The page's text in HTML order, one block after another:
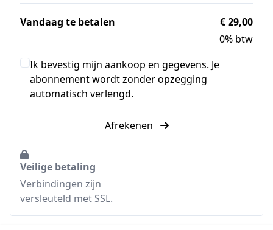
Vandaag te betalen
€ 29,00
0% btw
Ik bevestig mijn aankoop en gegevens. Je
abonnement wordt zonder opzegging
automatisch verlengd.
Afrekenen
Veilige betaling
Verbindingen zijn
versleuteld met SSL.